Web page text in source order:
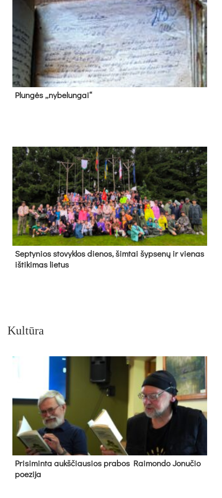
Plun­gės „ny­be­lun­gai“
Sep­ty­nios sto­vyk­los die­nos, šim­tai šyp­se­nų ir vie­nas
iš­ti­ki­mas lie­tus
Kultūra
Pri­si­min­ta aukš­čiau­sios pra­bos Rai­mon­do Jo­nu­čio
poe­zi­ja